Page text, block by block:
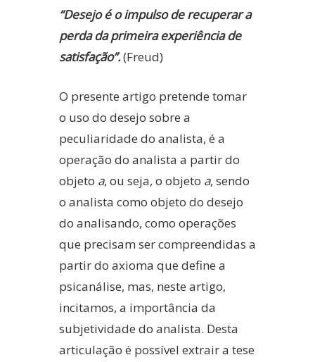
“Desejo é o impulso de recuperar a
perda da primeira experiência de
satisfação”.(Freud)
O presente artigo pretende tomar
o uso do desejo sobre a
peculiaridade do analista, é a
operação do analista a partir do
objeto a, ou seja, o objeto a, sendo
o analista como objeto do desejo
do analisando, como operações
que precisam ser compreendidas a
partir do axioma que define a
psicanálise, mas, neste artigo,
incitamos, a importância da
subjetividade do analista. Desta
articulação é possível extrair a tese